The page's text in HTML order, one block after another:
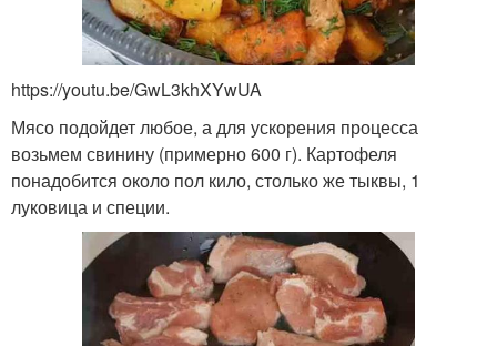
https://youtu.be/GwL3khXYwUA
Мясо подойдет любое, а для ускорения процесса
возьмем свинину (примерно 600 г). Картофеля
понадобится около пол кило, столько же тыквы, 1
луковица и специи.